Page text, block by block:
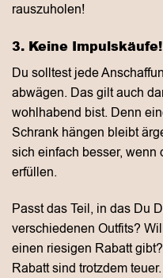
rauszuholen!
3. Keine Impulskäufe!
Du solltest jede
abwägen. Das gilt auch
wohlhabend bist. Denn
Schrank hängen bleibt
sich einfach besser,
erfüllen.
Passt das Teil, in das Du
verschiedenen Outfits?
einen riesigen Rabatt
Rabatt sind trotzdem teuer.